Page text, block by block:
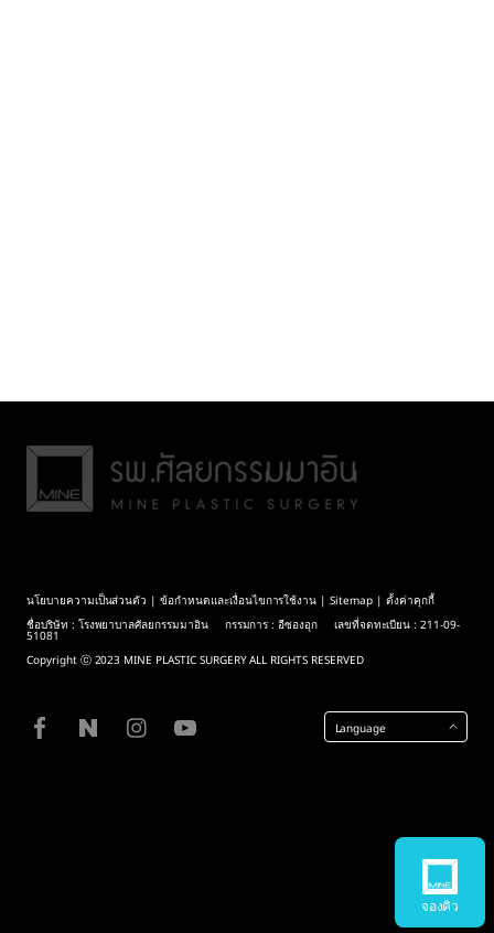
จองคิว
นโยบายความเป็นส่วนตัว |ข้อกำหนดและเงื่อนไขการใช้งาน |Sitemap| ตั้งค่าคุกกี้
ชื่อบริษัท : โรงพยาบาลศัลยกรรมมาอิน กรรมการ : อีซองอุก เลขที่จดทะเบียน : 211-09-
51081
Copyright ⓒ 2023 MINE PLASTIC SURGERY ALL RIGHTS RESERVED
Language